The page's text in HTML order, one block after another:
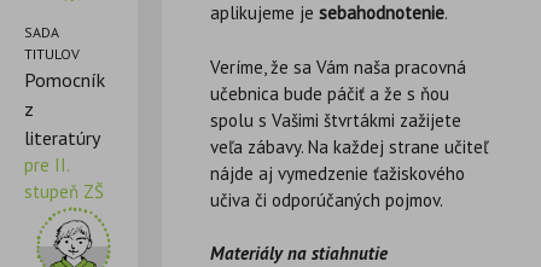
SADA
TITULOV
Pomocník
z
literatúry
pre II.
stupeň ZŠ
aplikujeme jesebahodnotenie.
Veríme, že sa Vám naša pracovná
učebnica bude páčiť a že s ňou
spolu s Vašimi štvrtákmi zažijete
veľa zábavy. Na každej strane učiteľ
nájde aj vymedzenie ťažiskového
učiva či odporúčaných pojmov.
Materiály na stiahnutie